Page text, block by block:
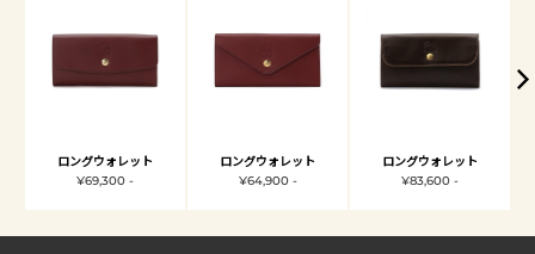
ロングウォレット
¥69,300 -
ロングウォレット
¥64,900 -
ロングウォレット
¥83,600 -